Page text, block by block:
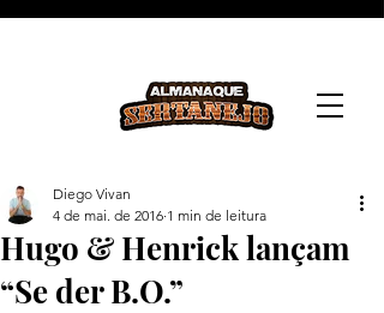
Hugo & Henrick lançam
“Se der B.O.”
Diego Vivan
4 de mai. de 2016 1 min de leitura